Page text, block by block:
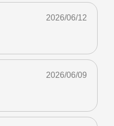
2026/06/12
2026/06/09